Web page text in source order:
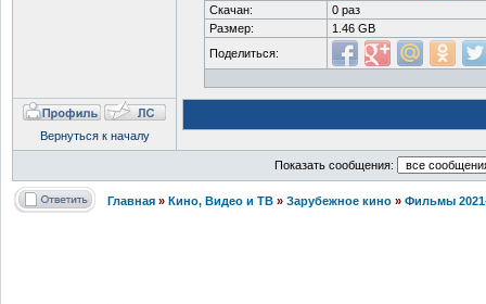
Скачан:
0 раз
Размер:
1.46 GB
Поделиться:
Вернуться к началу
Показать сообщения:
Главная » Кино, Видео и ТВ » Зарубежное кино » Фильмы